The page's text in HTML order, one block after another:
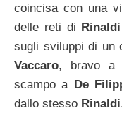
coincisa con una
delle reti di Rinaldi
sugli sviluppi di un
Vaccaro, bravo a
scampo a De
dallo stesso Rinaldi